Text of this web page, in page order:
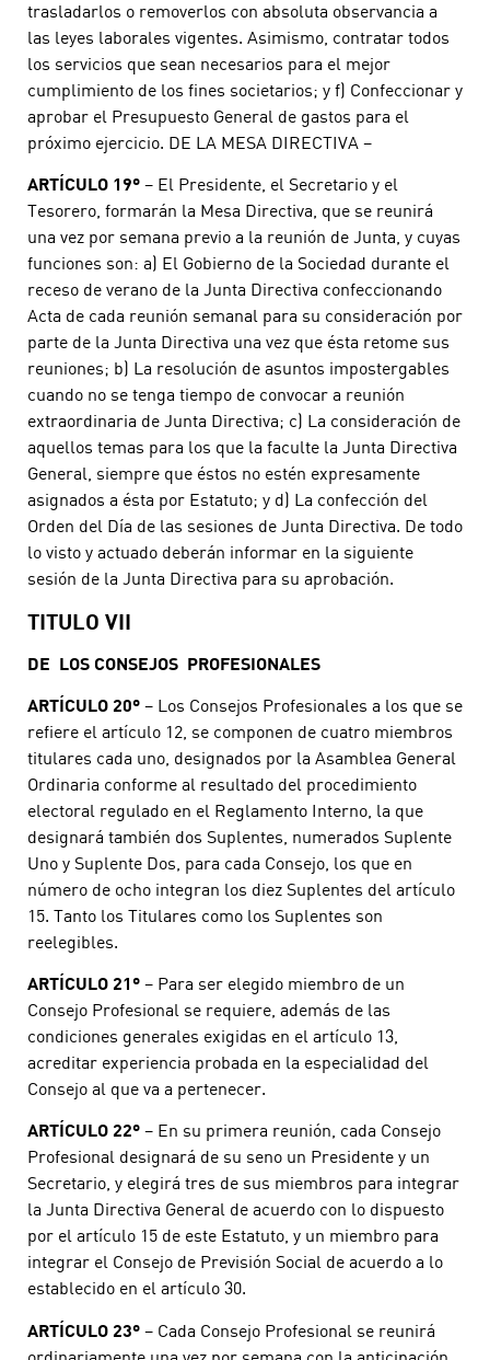
trasladarlos o removerlos con absoluta observancia a
las leyes laborales vigentes. Asimismo, contratar todos
los servicios que sean necesarios para el mejor
cumplimiento de los fines societarios; y f) Confeccionar y
aprobar el Presupuesto General de gastos para el
próximo ejercicio. DE LA MESA DIRECTIVA –
ARTÍCULO 19º – El Presidente, el Secretario y el
Tesorero, formarán la Mesa Directiva, que se reunirá
una vez por semana previo a la reunión de Junta, y cuyas
funciones son: a) El Gobierno de la Sociedad durante el
receso de verano de la Junta Directiva confeccionando
Acta de cada reunión semanal para su consideración por
parte de la Junta Directiva una vez que ésta retome sus
reuniones; b) La resolución de asuntos impostergables
cuando no se tenga tiempo de convocar a reunión
extraordinaria de Junta Directiva; c) La consideración de
aquellos temas para los que la faculte la Junta Directiva
General, siempre que éstos no estén expresamente
asignados a ésta por Estatuto; y d) La confección del
Orden del Día de las sesiones de Junta Directiva. De todo
lo visto y actuado deberán informar en la siguiente
sesión de la Junta Directiva para su aprobación.
TITULO VII
DE LOS CONSEJOS PROFESIONALES
ARTÍCULO 20º – Los Consejos Profesionales a los que se
refiere el artículo 12, se componen de cuatro miembros
titulares cada uno, designados por la Asamblea General
Ordinaria conforme al resultado del procedimiento
electoral regulado en el Reglamento Interno, la que
designará también dos Suplentes, numerados Suplente
Uno y Suplente Dos, para cada Consejo, los que en
número de ocho integran los diez Suplentes del artículo
15. Tanto los Titulares como los Suplentes son
reelegibles.
ARTÍCULO 21º – Para ser elegido miembro de un
Consejo Profesional se requiere, además de las
condiciones generales exigidas en el artículo 13,
acreditar experiencia probada en la especialidad del
Consejo al que va a pertenecer.
ARTÍCULO 22º – En su primera reunión, cada Consejo
Profesional designará de su seno un Presidente y un
Secretario, y elegirá tres de sus miembros para integrar
la Junta Directiva General de acuerdo con lo dispuesto
por el artículo 15 de este Estatuto, y un miembro para
integrar el Consejo de Previsión Social de acuerdo a lo
establecido en el artículo 30.
ARTÍCULO 23º – Cada Consejo Profesional se reunirá